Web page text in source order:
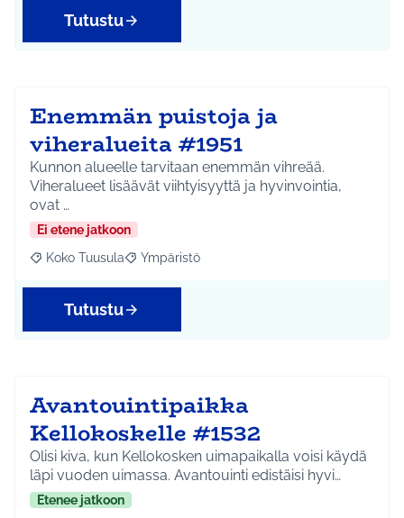
Tutustu
Enemmän puistoja ja
viheralueita #1951
Kunnon alueelle tarvitaan enemmän vihreää.
Viheralueet lisäävät viihtyisyyttä ja hyvinvointia,
ovat …
Ei etene jatkoon
Rajaa tulokset aihepiirin mukaan: Koko Tuusula
Koko Tuusula Rajaa tulokset teeman mukaan: Ympäristö
Ympäristö
Tutustu
Avantouintipaikka
Kellokoskelle #1532
Olisi kiva, kun Kellokosken uimapaikalla voisi käydä
läpi vuoden uimassa. Avantouinti edistäisi hyvi…
Etenee jatkoon